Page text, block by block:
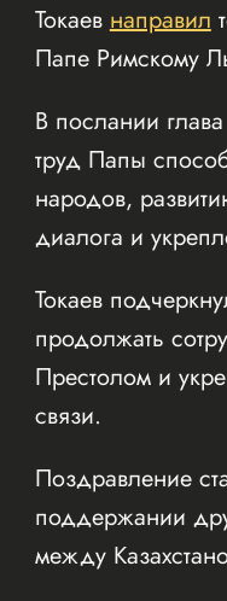
Токаевнаправил
Папе Римскому
В послании глава
труд Папы
народов,
диалога и
Токаев
продолжать
Престолом и
связи.
Поздравление
поддержании
между